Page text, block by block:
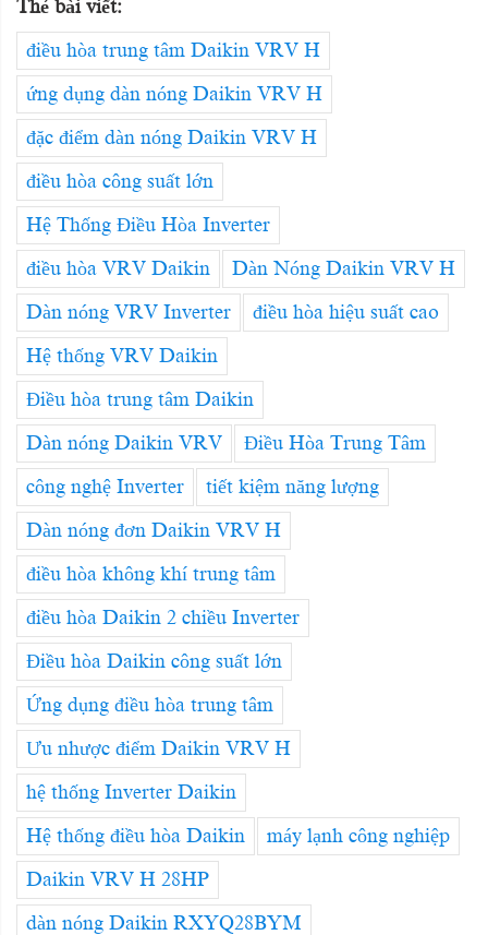
Thẻ bài viết:
điều hòa trung tâm Daikin VRV H
ứng dụng dàn nóng Daikin VRV H
đặc điểm dàn nóng Daikin VRV H
điều hòa công suất lớn
Hệ Thống Điều Hòa Inverter
điều hòa VRV Daikin
Dàn Nóng Daikin VRV H
Dàn nóng VRV Inverter
điều hòa hiệu suất cao
Hệ thống VRV Daikin
Điều hòa trung tâm Daikin
Dàn nóng Daikin VRV
Điều Hòa Trung Tâm
công nghệ Inverter
tiết kiệm năng lượng
Dàn nóng đơn Daikin VRV H
điều hòa không khí trung tâm
điều hòa Daikin 2 chiều Inverter
Điều hòa Daikin công suất lớn
Ứng dụng điều hòa trung tâm
Ưu nhược điểm Daikin VRV H
hệ thống Inverter Daikin
Hệ thống điều hòa Daikin
máy lạnh công nghiệp
Daikin VRV H 28HP
dàn nóng Daikin RXYQ28BYM